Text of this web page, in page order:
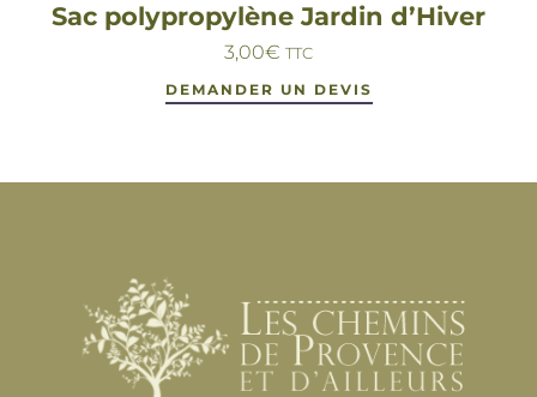
Sac polypropylène Jardin d’Hiver
3,00€ TTC
DEMANDER UN DEVIS